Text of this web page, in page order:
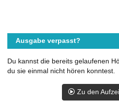
Ausgabe verpasst?
Du kannst die bereits gelaufenen
du sie einmal nicht hören konntest.
Zu den